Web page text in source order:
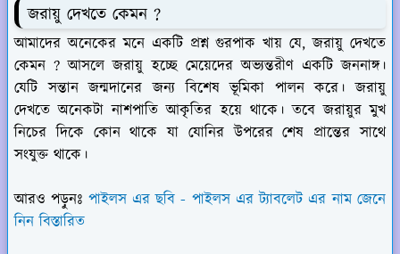
জরায়ু দেখতে কেমন ?
আমাদের অনেকের মনে একটি প্রশ্ন গুরপাক খায় যে, জরায়ু দেখতে
কেমন ? আসলে জরায়ু হচ্ছে মেয়েদের অভ্যন্তরীণ একটি জননাঙ্গ।
যেটি সন্তান জন্মদানের জন্য বিশেষ ভূমিকা পালন করে। জরায়ু
দেখতে অনেকটা নাশপাতি আকৃতির হয়ে থাকে। তবে জরায়ুর মুখ
নিচের দিকে কোন থাকে যা যোনির উপরের শেষ প্রান্তের সাথে
সংযুক্ত থাকে।
আরও পড়ুনঃ পাইলস এর ছবি - পাইলস এর ট্যাবলেট এর নাম জেনে
নিন বিস্তারিত